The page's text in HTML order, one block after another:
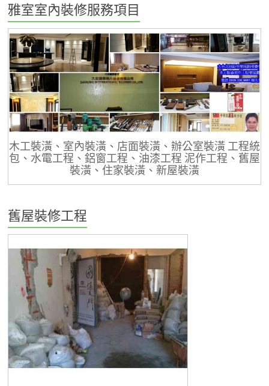
雅室室內裝修服務項目
木工裝潢、室內裝潢、店面裝潢、辦公室裝潢 工程統
包、水電工程、鋁窗工程、油漆工程 泥作工程、舊屋
裝潢、住家裝潢、新屋裝潢
舊屋裝修工程